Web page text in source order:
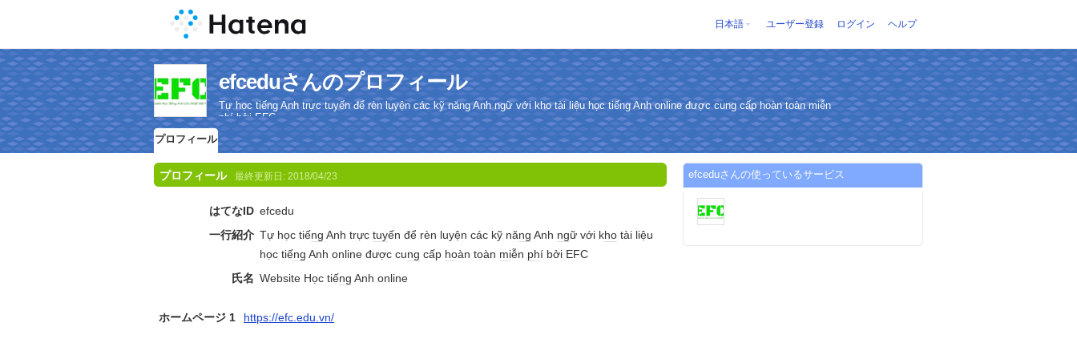
日本語 ユーザー登録 ログイン ヘルプ
efceduさんのプロフィール
Tự học tiếng Anh trực tuyến để rèn luyện các kỹ năng Anh ngữ với kho tài liệu học tiếng Anh online được cung cấp hoàn toàn miễn
phí bởi EFC
プロフィール
プロフィール 最終更新日: 2018/04/23
はてなID efcedu
一行紹介 Tự học tiếng Anh trực tuyến để rèn luyện các kỹ năng Anh ngữ với kho tài liệu
học tiếng Anh online được cung cấp hoàn toàn miễn phí bởi EFC
氏名 Website Học tiếng Anh online
ホームページ 1 https://efc.edu.vn/
efceduさんの使っているサービス